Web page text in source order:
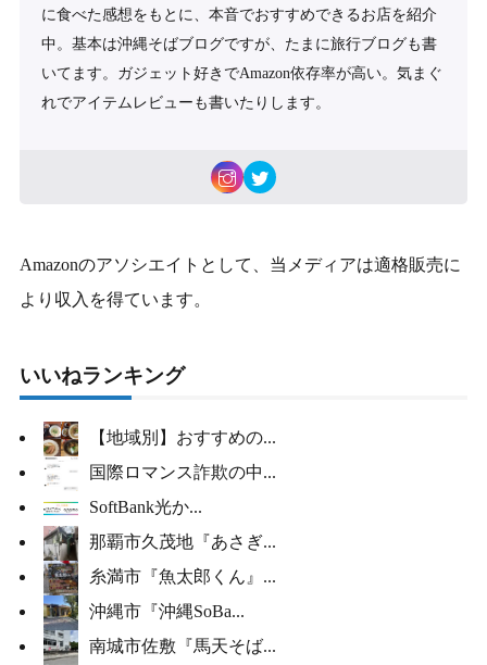
に食べた感想をもとに、本音でおすすめできるお店を紹介
中。基本は沖縄そばブログですが、たまに旅行ブログも書
いてます。ガジェット好きでAmazon依存率が高い。気まぐ
れでアイテムレビューも書いたりします。
Amazonのアソシエイトとして、当メディアは適格販売に
より収入を得ています。
いいねランキング
【地域別】おすすめの...
国際ロマンス詐欺の中...
SoftBank光か...
那覇市久茂地『あさぎ...
糸満市『魚太郎くん』...
沖縄市『沖縄SoBa...
南城市佐敷『馬天そば...